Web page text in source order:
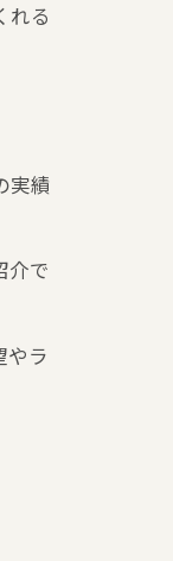
れる
実績
介で
やラ